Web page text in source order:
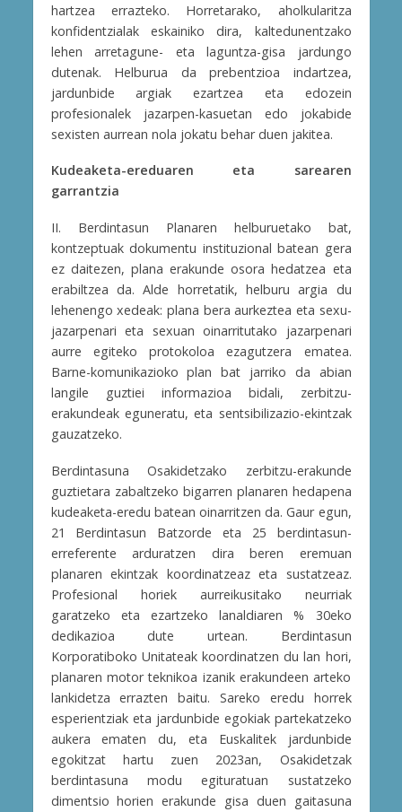
hartzea errazteko. Horretarako, aholkularitza
konfidentzialak eskainiko dira, kaltedunentzako
lehen arretagune- eta laguntza-gisa jardungo
dutenak. Helburua da prebentzioa indartzea,
jardunbide argiak ezartzea eta edozein
profesionalek jazarpen-kasuetan edo jokabide
sexisten aurrean nola jokatu behar duen jakitea.
Kudeaketa-ereduaren eta sarearen
garrantzia
II. Berdintasun Planaren helburuetako bat,
kontzeptuak dokumentu instituzional batean gera
ez daitezen, plana erakunde osora hedatzea eta
erabiltzea da. Alde horretatik, helburu argia du
lehenengo xedeak: plana bera aurkeztea eta sexu-
jazarpenari eta sexuan oinarritutako jazarpenari
aurre egiteko protokoloa ezagutzera ematea.
Barne-komunikazioko plan bat jarriko da abian
langile guztiei informazioa bidali, zerbitzu-
erakundeak eguneratu, eta sentsibilizazio-ekintzak
gauzatzeko.
Berdintasuna Osakidetzako zerbitzu-erakunde
guztietara zabaltzeko bigarren planaren hedapena
kudeaketa-eredu batean oinarritzen da. Gaur egun,
21 Berdintasun Batzorde eta 25 berdintasun-
erreferente arduratzen dira beren eremuan
planaren ekintzak koordinatzeaz eta sustatzeaz.
Profesional horiek aurreikusitako neurriak
garatzeko eta ezartzeko lanaldiaren % 30eko
dedikazioa dute urtean. Berdintasun
Korporatiboko Unitateak koordinatzen du lan hori,
planaren motor teknikoa izanik erakundeen arteko
lankidetza errazten baitu. Sareko eredu horrek
esperientziak eta jardunbide egokiak partekatzeko
aukera ematen du, eta Euskalitek jardunbide
egokitzat hartu zuen 2023an, Osakidetzak
berdintasuna modu egituratuan sustatzeko
dimentsio horien erakunde gisa duen gaitasuna